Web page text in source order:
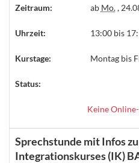
Zeitraum: ab Mo.,
Uhrzeit: 13:00 bis
Kurstage: Montag bis
Status:
Keine
Sprechstunde mit Infos
Integrationskurses (IK)